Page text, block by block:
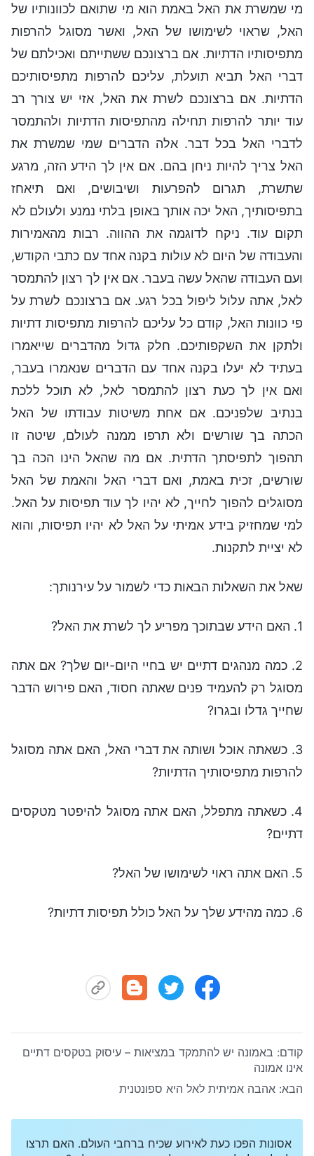
מי שמשרת את האל באמת הוא מי שתואם לכוונותיו של
האל, שראוי לשימושו של האל, ואשר מסוגל להרפות
מתפיסותיו הדתיות. אם ברצונכם ששתייתם ואכילתם של
דברי האל תביא תועלת, עליכם להרפות מתפיסותיכם
הדתיות. אם ברצונכם לשרת את האל, אזי יש צורך רב
עוד יותר להרפות תחילה מהתפיסות הדתיות ולהתמסר
לדברי האל בכל דבר. אלה הדברים שמי שמשרת את
האל צריך להיות ניחן בהם. אם אין לך הידע הזה, מרגע
שתשרת, תגרום להפרעות ושיבושים, ואם תיאחז
בתפיסותיך, האל יכה אותך באופן בלתי נמנע ולעולם לא
תקום עוד. ניקח לדוגמה את ההווה. רבות מהאמירות
והעבודה של היום לא עולות בקנה אחד עם כתבי הקודש,
ועם העבודה שהאל עשה בעבר. אם אין לך רצון להתמסר
לאל, אתה עלול ליפול בכל רגע. אם ברצונכם לשרת על
פי כוונות האל, קודם כל עליכם להרפות מתפיסות דתיות
ולתקן את השקפותיכם. חלק גדול מהדברים שייאמרו
בעתיד לא יעלו בקנה אחד עם הדברים שנאמרו בעבר,
ואם אין לך כעת רצון להתמסר לאל, לא תוכל ללכת
בנתיב שלפניכם. אם אחת משיטות עבודתו של האל
הכתה בך שורשים ולא תרפו ממנה לעולם, שיטה זו
תהפוך לתפיסתך הדתית. אם מה שהאל הינו הכה בך
שורשים, זכית באמת, ואם דברי האל והאמת של האל
מסוגלים להפוך לחייך, לא יהיו לך עוד תפיסות על האל.
למי שמחזיק בידע אמיתי על האל לא יהיו תפיסות, והוא
לא יציית לתקנות.
שאל את השאלות הבאות כדי לשמור על עירנותך:
1. האם הידע שבתוכך מפריע לך לשרת את האל?
2. כמה מנהגים דתיים יש בחיי היום-יום שלך? אם אתה
מסוגל רק להעמיד פנים שאתה חסוד, האם פירוש הדבר
שחייך גדלו ובגרו?
3. כשאתה אוכל ושותה את דברי האל, האם אתה מסוגל
להרפות מתפיסותיך הדתיות?
4. כשאתה מתפלל, האם אתה מסוגל להיפטר מטקסים
דתיים?
5. האם אתה ראוי לשימושו של האל?
6. כמה מהידע שלך על האל כולל תפיסות דתיות?
קודם: באמונה יש להתמקד במציאות – עיסוק בטקסים דתיים
אינו אמונה
הבא: אהבה אמיתית לאל היא ספונטנית
אסונות הפכו כעת לאירוע שכיח ברחבי העולם. האם תרצו